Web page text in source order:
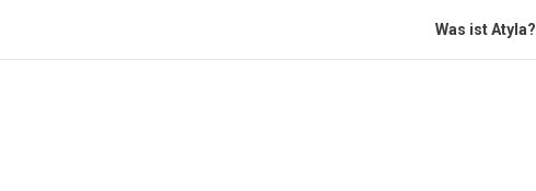
Was ist Atyla?